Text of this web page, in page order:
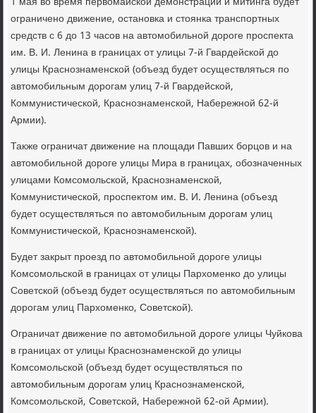
ограничено движение, остановка и стоянка транспортных
средств с 6 до 13 часов на автомобильной дороге проспекта
им. В. И. Ленина в границах от улицы 7-й Гвардейской до
улицы Краснознаменской (объезд будет осуществляться по
автомобильным дорогам улиц 7-й Гвардейской,
Коммунистической, Краснознаменской, Набережной 62-й
Армии).
Также ограничат движение на площади Павших борцов и на
автомобильной дороге улицы Мира в границах, обозначенных
улицами Комсомольской, Краснознаменской,
Коммунистической, проспектом им. В. И. Ленина (объезд
будет осуществляться по автомобильным дорогам улиц
Коммунистической, Краснознаменской).
Будет закрыт проезд по автомобильной дороге улицы
Комсомольской в границах от улицы Пархоменко до улицы
Советской (объезд будет осуществляться по автомобильным
дорогам улиц Пархоменко, Советской).
Ограничат движение по автомобильной дороге улицы Чуйкова
в границах от улицы Краснознаменской до улицы
Комсомольской (объезд будет осуществляться по
автомобильным дорогам улиц Краснознаменской,
Комсомольской, Советской, Набережной 62-ой Армии).